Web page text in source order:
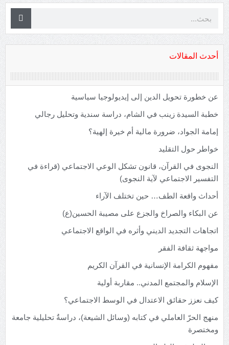
أحدث المقالات
عن خطورة تحويل الدين إلى إيديولوجيا سياسية
خطبة السيدة زينب في الشام، دراسة سندية وتحليل رجالي
إمامة الجواد، ضرورة مالية أم خيرة إلهية؟
خواطر حول التقليد
النجوى في القرآن، قانون تشكل الوعي الاجتماعي (قراءة في
التفسير الاجتماعي لآية النجوى)
أحداث واقعة الطف… حين تختلف الآراء
عن البكاء والصراخ والجزع على مصيبة الحسين(ع)
اتجاهات التجديد الديني وأثره في الواقع الاجتماعي
مواجهة ثقافة الفقر
مفهوم الكرامة الإنسانية في القرآن الكريم
الإسلام والمجتمع المدني.. مقاربة أولية
كيف نعزز حقائق الاعتدال في الوسط الاجتماعي؟
منهج الحرّ العاملي في كتابه (وسائل الشيعة)، دراسةٌ تحليلية جامعة
ومختصرة